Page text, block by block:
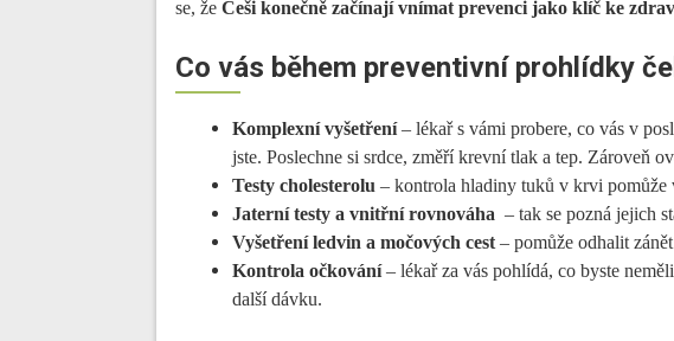
se, že Češi konečně začínají vnímat prevenci jako klíč ke
Co vás během preventivní prohlídky
Komplexní vyšetření– lékař s vámi probere, co vás v
jste. Poslechne si srdce, změří krevní tlak a tep. Zároveň
Testy cholesterolu – kontrola hladiny tuků v krvi
Jaterní testy a vnitřní rovnováha – tak se pozná jejich
Vyšetření ledvin a močových cest– pomůže odhalit
Kontrola očkování– lékař za vás pohlídá, co byste
další dávku.